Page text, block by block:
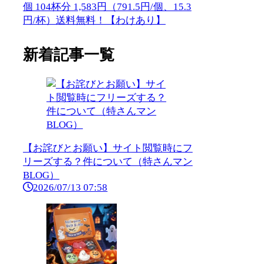
個 104杯分 1,583円（791.5円/個、15.3
円/杯）送料無料！【わけあり】
新着記事一覧
【お詫びとお願い】サイト閲覧時にフ
リーズする？件について（特さんマン
BLOG）
2026/07/13 07:58